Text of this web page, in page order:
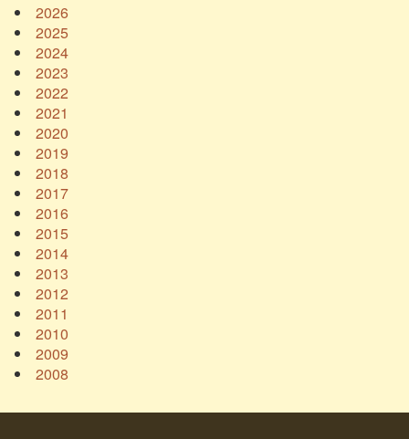
2026
2025
2024
2023
2022
2021
2020
2019
2018
2017
2016
2015
2014
2013
2012
2011
2010
2009
2008